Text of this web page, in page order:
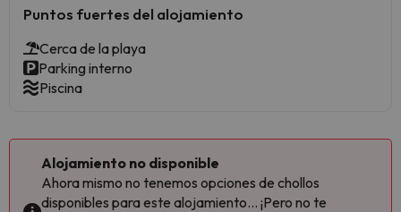
Puntos fuertes del alojamiento
Cerca de la playa
Parking interno
Piscina
Alojamiento no disponible
Ahora mismo no tenemos opciones de chollos
disponibles para este alojamiento... ¡Pero no te